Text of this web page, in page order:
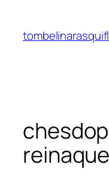
contenido
reinaque